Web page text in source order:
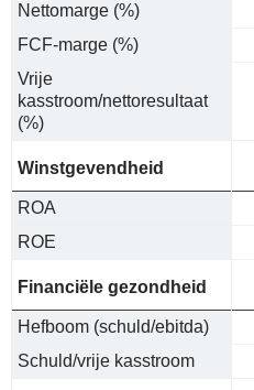
Nettomarge (%)
FCF-marge (%)
Vrije
kasstroom/nettoresultaat
(%)
Winstgevendheid
ROA
ROE
Financiële gezondheid
Hefboom (schuld/ebitda)
Schuld/vrije kasstroom